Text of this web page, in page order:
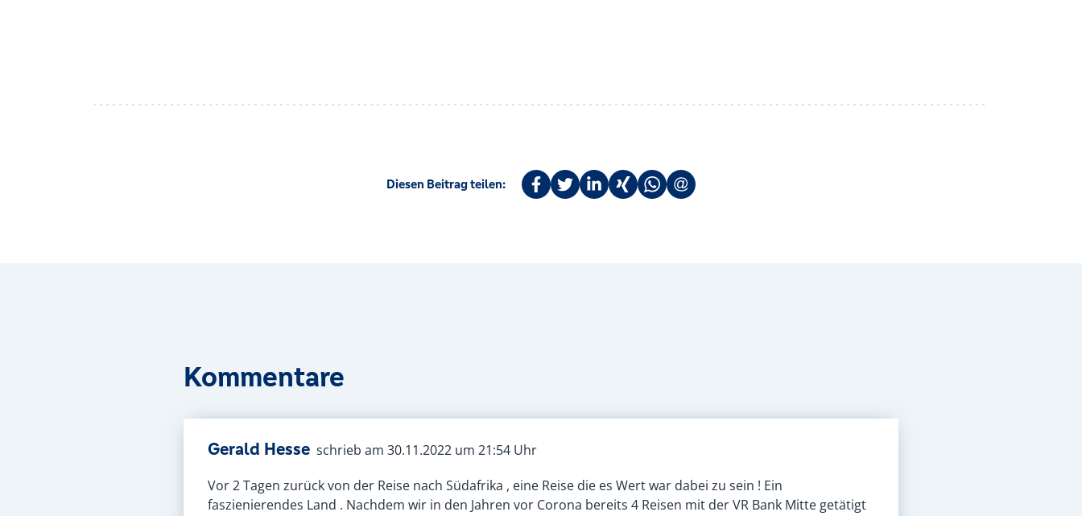
Diesen Beitrag teilen:
Kommentare
Gerald Hesse schrieb am 30.11.2022 um 21:54 Uhr
Vor 2 Tagen zurück von der Reise nach Südafrika , eine Reise die es Wert war dabei zu sein ! Ein
faszienierendes Land . Nachdem wir in den Jahren vor Corona bereits 4 Reisen mit der VR Bank Mitte getätigt